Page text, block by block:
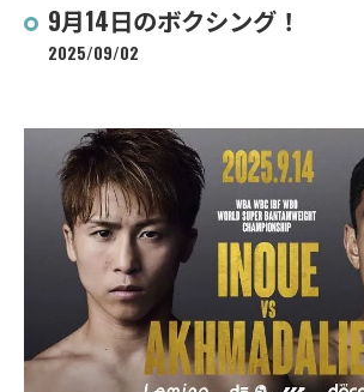
9月14日のボクシング！
2025/09/02